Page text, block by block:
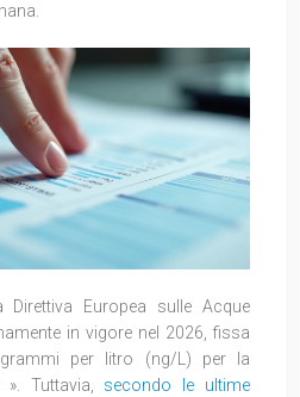
Europea sulle Acque
in vigore nel 2026, fissa
per litro (ng/L) per la
Tuttavia, secondo le ultime